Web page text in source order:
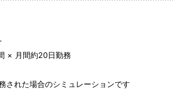
× 月間約20日勤務
された場合のシミュレーションです